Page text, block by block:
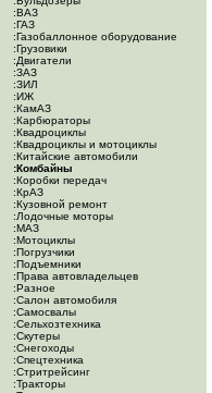
:ВАЗ
:ГАЗ
:Газобаллонное оборудование
:Грузовики
:Двигатели
:ЗАЗ
:ЗИЛ
:ИЖ
:КамАЗ
:Карбюраторы
:Квадроциклы
:Квадроциклы и мотоциклы
:Китайские автомобили
:Комбайны
:Коробки передач
:КрАЗ
:Кузовной ремонт
:Лодочные моторы
:МАЗ
:Мотоциклы
:Погрузчики
:Подъемники
:Права автовладельцев
:Разное
:Салон автомобиля
:Самосвалы
:Сельхозтехника
:Скутеры
:Снегоходы
:Спецтехника
:Стритрейсинг
:Тракторы